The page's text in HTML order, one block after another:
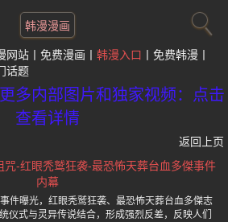
韩漫漫画
网站 免费漫画 韩漫入口
免费韩漫
话题
多内部图片和独家视频：点击
查看详情
返回上页
-红眼秃鹫狂袭-最恐怖天葬台血多傑事件
内幕
件曝光，红眼秃鹫狂袭、最恐怖天葬台血多傑志
仪式与灵异传说结合，形成强烈反差，反映人们